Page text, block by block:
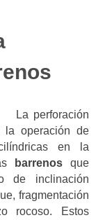
La perforación
la operación de
en la
barrenosque
de inclinación
fragmentación
rocoso. Estos